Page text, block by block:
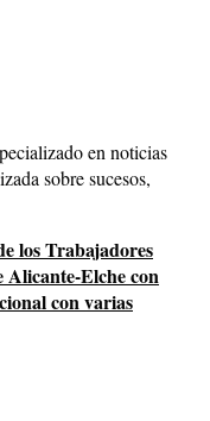
en noticias
sobre sucesos,
los Trabajadores
Alicante-Elche con
con varias